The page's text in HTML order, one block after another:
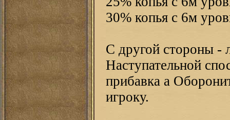
30% копья с 6м
С другой стороны -
Наступательной
прибавка а
игроку.